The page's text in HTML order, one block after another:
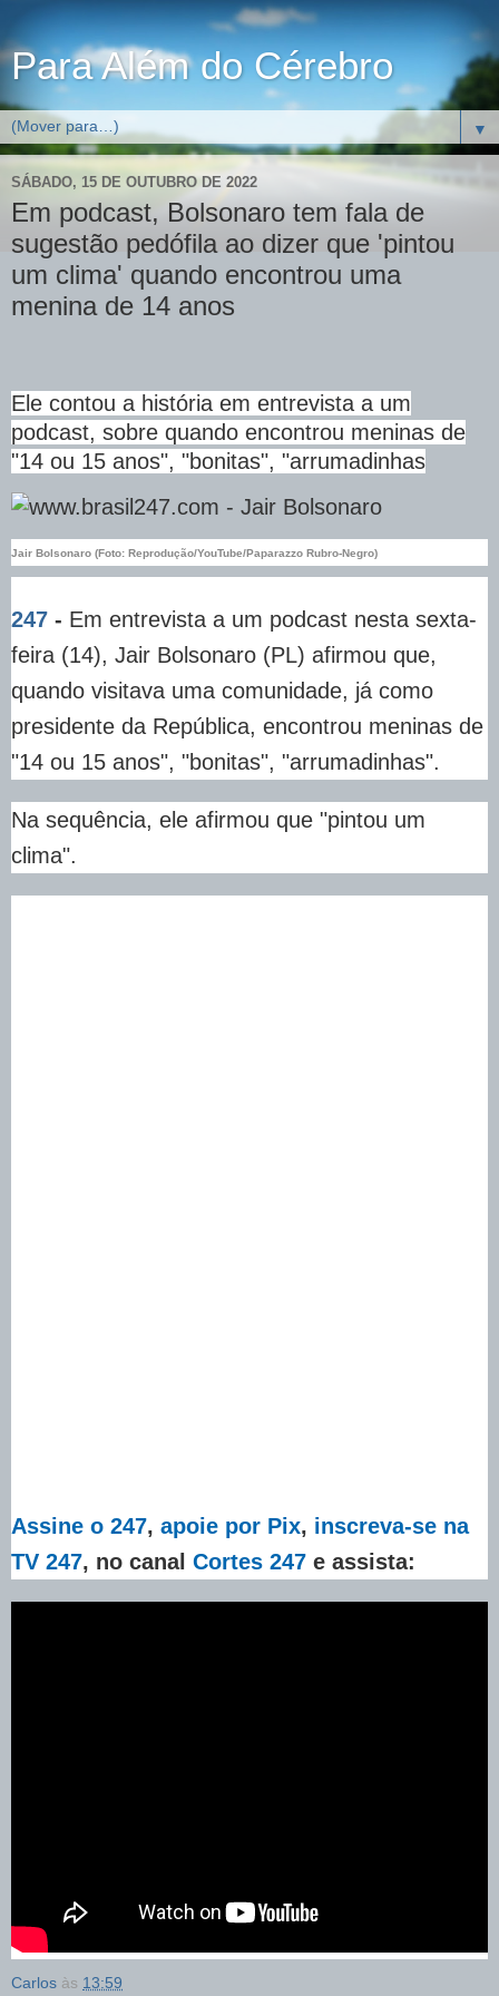
Para Além do Cérebro
▼
SÁBADO, 15 DE OUTUBRO DE 2022
Em podcast, Bolsonaro tem fala de
sugestão pedófila ao dizer que 'pintou
um clima' quando encontrou uma
menina de 14 anos
Ele contou a história em entrevista a um
podcast, sobre quando encontrou meninas de
"14 ou 15 anos", "bonitas", "arrumadinhas
Jair Bolsonaro (Foto: Reprodução/YouTube/Paparazzo Rubro-Negro)
247 - Em entrevista a um podcast nesta sexta-
feira (14), Jair Bolsonaro (PL) afirmou que,
quando visitava uma comunidade, já como
presidente da República, encontrou meninas de
"14 ou 15 anos", "bonitas", "arrumadinhas".
Na sequência, ele afirmou que "pintou um
clima".
Assine o 247, apoie por Pix, inscreva-se na
TV 247, no canal Cortes 247 e assista:
Carlos às 13:59